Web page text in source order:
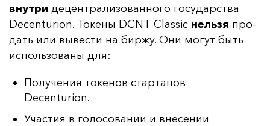
внут­ри де­цен­тра­ли­зо­ван­но­го го­су­дарс­тва
Decenturion. То­ке­ны DCNT Classic нель­зя про­
дать или вы­вес­ти на бир­жу. Они мо­гут быть
ис­поль­зо­ва­ны для:
Получения токенов стартапов
Decenturion.
Участия в голосовании и внесении